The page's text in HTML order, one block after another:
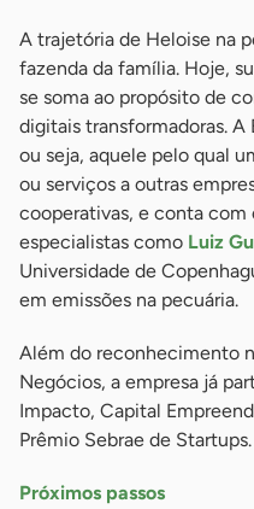
A trajetória de Heloise na
fazenda da família. Hoje,
se soma ao propósito de
digitais transformadoras. A
ou seja, aquele pelo qual
ou serviços a outras
cooperativas, e conta
especialistas como Luiz
Universidade de
em emissões na pecuária.
Além do reconhecimento
Negócios, a empresa já
Impacto, Capital
Prêmio Sebrae de Startups.
Próximos passos